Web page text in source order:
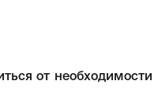
от необходимости